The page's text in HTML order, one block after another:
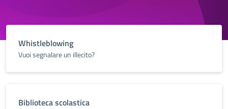
Whistleblowing
Vuoi segnalare un illecito?
Biblioteca scolastica